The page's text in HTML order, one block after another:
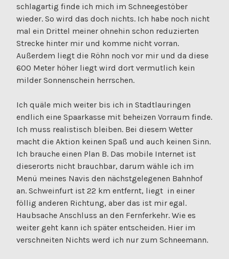
schlagartig finde ich mich im Schneegestöber
wieder. So wird das doch nichts. Ich habe noch nicht
mal ein Drittel meiner ohnehin schon reduzierten
Strecke hinter mir und komme nicht vorran.
Außerdem liegt die Röhn noch vor mir und da diese
600 Meter höher liegt wird dort vermutlich kein
milder Sonnenschein herrschen.
Ich quäle mich weiter bis ich in Stadtlauringen
endlich eine Spaarkasse mit beheizen Vorraum finde.
Ich muss realistisch bleiben. Bei diesem Wetter
macht die Aktion keinen Spaß und auch keinen Sinn.
Ich brauche einen Plan B. Das mobile Internet ist
dieserorts nicht brauchbar, darum wähle ich im
Menü meines Navis den nächstgelegenen Bahnhof
an. Schweinfurt ist 22 km entfernt, liegt in einer
föllig anderen Richtung, aber das ist mir egal.
Haubsache Anschluss an den Fernferkehr. Wie es
weiter geht kann ich später entscheiden. Hier im
verschneiten Nichts werd ich nur zum Schneemann.